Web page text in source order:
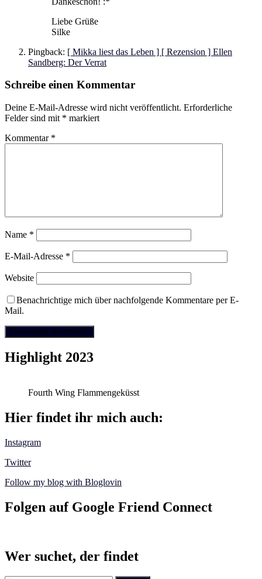
Liebe Grüße
Silke
Pingback: [ Mikka liest das Leben ] [ Rezension ] Ellen
Sandberg: Der Verrat
Schreibe einen Kommentar
Deine E-Mail-Adresse wird nicht veröffentlicht. Erforderliche
Felder sind mit * markiert
Kommentar *
Name *
E-Mail-Adresse *
Website
Benachrichtige mich über nachfolgende Kommentare per E-
Mail.
Highlight 2023
Fourth Wing Flammengeküsst
Hier findet ihr mich auch:
Instagram
Twitter
Follow my blog with Bloglovin
Folgen auf Google Friend Connect
Wer suchet, der findet